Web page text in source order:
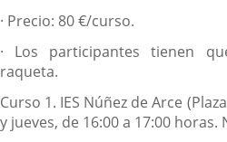
· Precio: 80 €/curso.
·
Los participantes tienen
raqueta.
Curso 1. IES Núñez de Arce
y jueves, de 16:00 a 17:00 horas.